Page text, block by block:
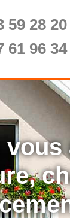
59 28
61 96